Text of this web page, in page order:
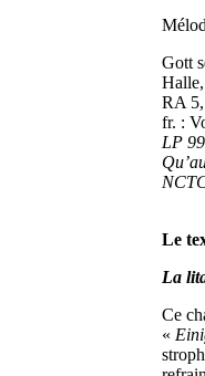
Gott
RA
fr. :
LP
Le
La
Ce
«